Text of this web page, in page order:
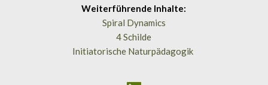
Weiterführende Inhalte:
Spiral Dynamics
4 Schilde
Initiatorische Naturpädagogik